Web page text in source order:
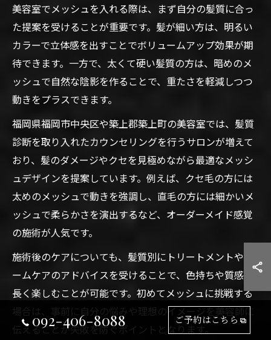
美容室でメッシュを入れる際は、まず自分の髪質に合っ
た提案を受けることが重要です。髪が細い方は、明るい
カラーで立体感を出すことでボリュームアップ効果が期
待できます。一方で、太くて硬い髪質の方は、暗めのメ
ッシュで自然な陰影を作ることで、重たさを軽減しつつ
動きをプラスできます。
福岡県福岡市中央区や築上郡築上町の美容室では、髪質
診断を取り入れたカウンセリングを行うサロンが増えて
おり、髪のダメージやクセを見極めながら最適なメッシ
ュデザインを提案しています。例えば、クセ毛の方には
太めのメッシュで動きを強調し、直毛の方には細かいメ
ッシュで柔らかさを演出するなど、オーダーメイド感覚
の施術が人気です。
施術後のケアについても、髪質別にトリートメントやホ
ームケアのアドバイスを受けることで、色持ちや質感を
長く楽しむことが可能です。初めてメッシュに挑戦する
場合は、事前に自分の悩みや理想のイメージを美容師に
伝えることが失敗を防ぐポイントとなります。
092-406-8088 ご予約はこちら